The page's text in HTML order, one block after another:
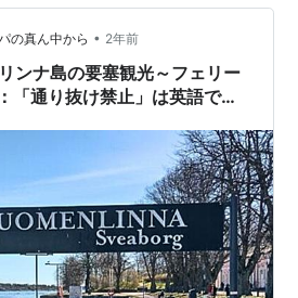
た HOP-ON HOP-OF…
の真ん中から • 2年前
ンナ島の要塞観光～フェリー
「通り抜け禁止」は英語で何